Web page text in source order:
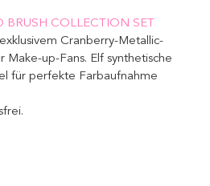
COLLECTION SET
Cranberry-Metallic-
Make-up-Fans. Elf synthetische
für perfekte Farbaufnahme